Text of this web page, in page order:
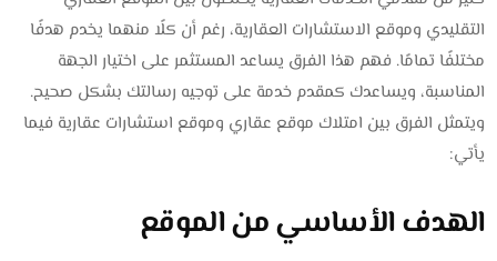
التقليدي وموقع الاستشارات العقارية، رغم أن كلًا منهما يخدم هدفًا
مختلفًا تمامًا. فهم هذا الفرق يساعد المستثمر على اختيار الجهة
المناسبة، ويساعدك كمقدم خدمة على توجيه رسالتك بشكل صحيح.
ويتمثل الفرق بين امتلاك موقع عقاري وموقع استشارات عقارية فيما
يأتي:
الهدف الأساسي من الموقع